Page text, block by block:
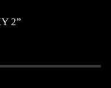
2”